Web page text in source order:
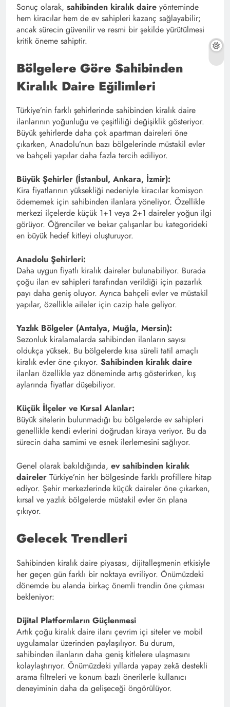
Sonuç olarak, sahibinden kiralık daire yönteminde
hem kiracılar hem de ev sahipleri kazanç sağlayabilir;
ancak sürecin güvenilir ve resmi bir şekilde yürütülmesi
kritik öneme sahiptir.
Bölgelere Göre Sahibinden
Kiralık Daire Eğilimleri
Türkiye’nin farklı şehirlerinde sahibinden kiralık daire
ilanlarının yoğunluğu ve çeşitliliği değişiklik gösteriyor.
Büyük şehirlerde daha çok apartman daireleri öne
çıkarken, Anadolu’nun bazı bölgelerinde müstakil evler
ve bahçeli yapılar daha fazla tercih ediliyor.
Büyük Şehirler (İstanbul, Ankara, İzmir):
Kira fiyatlarının yüksekliği nedeniyle kiracılar komisyon
ödememek için sahibinden ilanlara yöneliyor. Özellikle
merkezi ilçelerde küçük 1+1 veya 2+1 daireler yoğun ilgi
görüyor. Öğrenciler ve bekar çalışanlar bu kategorideki
en büyük hedef kitleyi oluşturuyor.
Anadolu Şehirleri:
Daha uygun fiyatlı kiralık daireler bulunabiliyor. Burada
çoğu ilan ev sahipleri tarafından verildiği için pazarlık
payı daha geniş oluyor. Ayrıca bahçeli evler ve müstakil
yapılar, özellikle aileler için cazip hale geliyor.
Yazlık Bölgeler (Antalya, Muğla, Mersin):
Sezonluk kiralamalarda sahibinden ilanların sayısı
oldukça yüksek. Bu bölgelerde kısa süreli tatil amaçlı
kiralık evler öne çıkıyor. Sahibinden kiralık daire
ilanları özellikle yaz döneminde artış gösterirken, kış
aylarında fiyatlar düşebiliyor.
Küçük İlçeler ve Kırsal Alanlar:
Büyük sitelerin bulunmadığı bu bölgelerde ev sahipleri
genellikle kendi evlerini doğrudan kiraya veriyor. Bu da
sürecin daha samimi ve esnek ilerlemesini sağlıyor.
Genel olarak bakıldığında, ev sahibinden kiralık
daireler Türkiye’nin her bölgesinde farklı profillere hitap
ediyor. Şehir merkezlerinde küçük daireler öne çıkarken,
kırsal ve yazlık bölgelerde müstakil evler ön plana
çıkıyor.
Gelecek Trendleri
Sahibinden kiralık daire piyasası, dijitalleşmenin etkisiyle
her geçen gün farklı bir noktaya evriliyor. Önümüzdeki
dönemde bu alanda birkaç önemli trendin öne çıkması
bekleniyor:
Dijital Platformların Güçlenmesi
Artık çoğu kiralık daire ilanı çevrim içi siteler ve mobil
uygulamalar üzerinden paylaşılıyor. Bu durum,
sahibinden ilanların daha geniş kitlelere ulaşmasını
kolaylaştırıyor. Önümüzdeki yıllarda yapay zekâ destekli
arama filtreleri ve konum bazlı önerilerle kullanıcı
deneyiminin daha da gelişeceği öngörülüyor.